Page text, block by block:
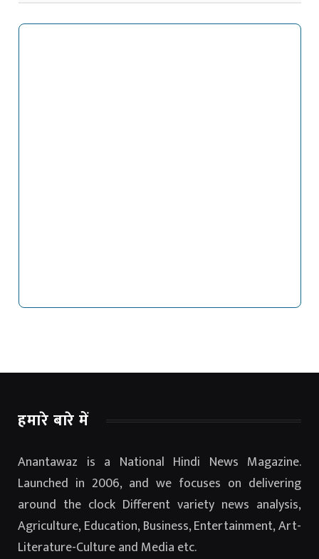
हमारे बारे में
Anantawaz is a National Hindi News Magazine.
Launched in 2006, and we focuses on delivering
around the clock Different variety news analysis,
Agriculture, Education, Business, Entertainment, Art-
Literature-Culture and Media etc.